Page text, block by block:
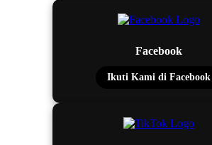
Facebook
Ikuti Kami di Facebook